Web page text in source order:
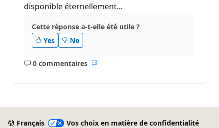
disponible éternellement...
Cette réponse a-t-elle été utile ?
Yes
No
0 commentaires
Aucun
Français Vos choix en matière de confidentialité